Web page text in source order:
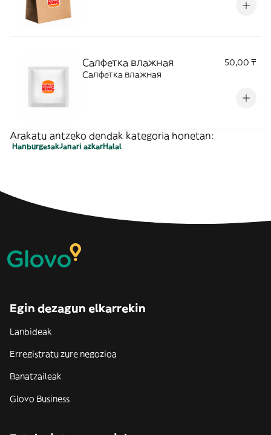
Салфетка влажная
50,00 ₸
Салфетка влажная
Arakatu antzeko dendak kategoria honetan:
HanburgesakJanari azkarHalal
Egin dezagun elkarrekin
Lanbideak
Erregistratu zure negozioa
Banatzaileak
Glovo Business